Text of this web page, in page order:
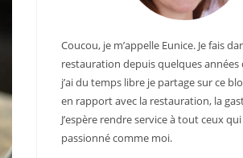
Coucou, je m’appelle Eunice. Je fais
restauration depuis quelques années
j’ai du temps libre je partage sur ce
en rapport avec la restauration, la
J’espère rendre service à tout ceux
passionné comme moi.